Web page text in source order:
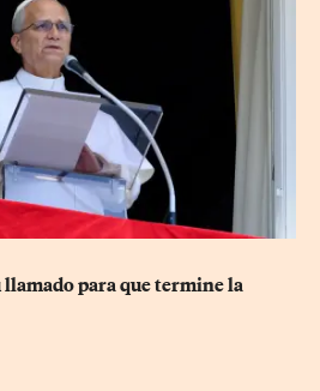
llamado para que termine la